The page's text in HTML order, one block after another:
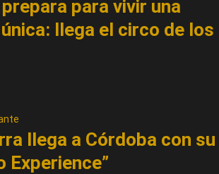
para vivir una
llega el circo de los
llega a Córdoba con su
Experience”